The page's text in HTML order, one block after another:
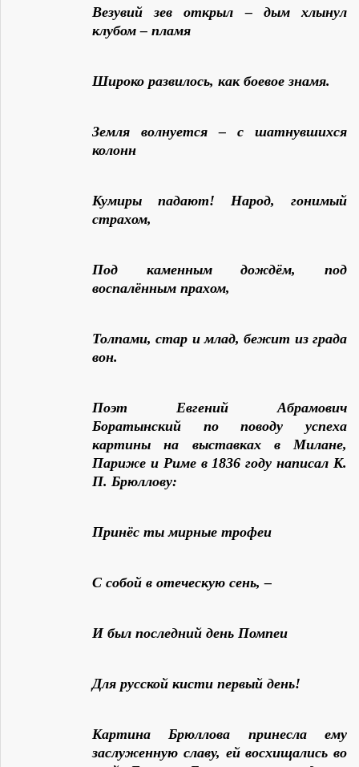
Везувий зев открыл – дым хлынул
клубом – пламя
Широко развилось, как боевое знамя.
Земля волнуется – с шатнувшихся
колонн
Кумиры падают! Народ, гонимый
страхом,
Под каменным дождём, под
воспалённым прахом,
Толпами, стар и млад, бежит из града
вон.
Поэт Евгений Абрамович
Боратынский по поводу успеха
картины на выставках в Милане,
Париже и Риме в 1836 году написал К.
П. Брюллову:
Принёс ты мирные трофеи
С собой в отеческую сень, –
И был последний день Помпеи
Для русской кисти первый день!
Картина Брюллова принесла ему
заслуженную славу, ей восхищались во